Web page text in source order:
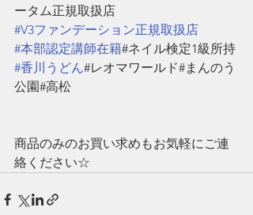
ータム正規取扱店
#V3ファンデーション正規取扱店
#本部認定講師在籍#ネイル検定1級所持
#香川うどん#レオマワールド#まんのう
公園#高松
商品のみのお買い求めもお気軽にご連
絡ください☆